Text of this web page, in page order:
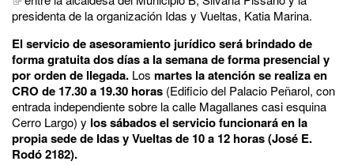
presidenta de la organización Idas y Vueltas, Katia Marina.
El servicio de asesoramiento jurídico será brindado de
forma gratuita dos días a la semana de forma presencial y
por orden de llegada. Los martes la atención se realiza en
CRO de 17.30 a 19.30 horas (Edificio del Palacio Peñarol, con
entrada independiente sobre la calle Magallanes casi esquina
Cerro Largo) y los sábados el servicio funcionará en la
propia sede de Idas y Vueltas de 10 a 12 horas (José E.
Rodó 2182).